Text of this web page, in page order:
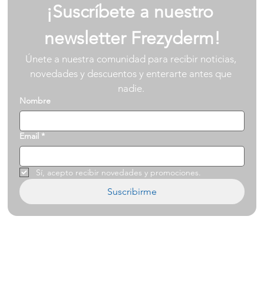
¡Suscríbete a nuestro
newsletter Frezyderm!
Únete a nuestra comunidad para recibir noticias,
novedades y descuentos y enterarte antes que
Nombre
Email *
Sí, acepto recibir novedades y promociones.
Suscribirme